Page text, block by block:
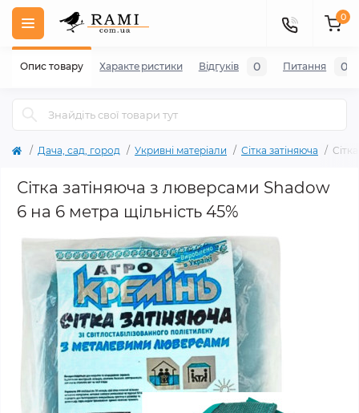
0
Дача, сад, город Укривні матеріали Сітка затіняюча
Сітка затіняюча з люверсами Shadow
6 на 6 метра щільність 45%
Опис товару Характеристики Відгуків 0 Питання 0